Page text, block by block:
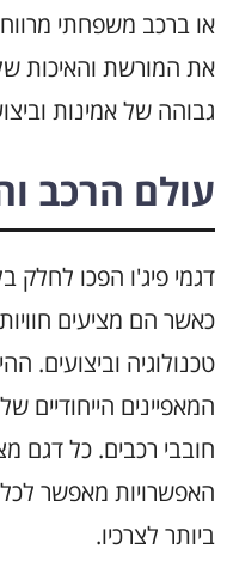
או ברכב משפחתי
את המורשת והאיכות
גבוהה של אמינות
עולם הרכב
דגמי פיג'ו הפכו לחלק
כאשר הם מציעים
טכנולוגיה וביצועים.
המאפיינים הייחודיים
חובבי רכבים. כל דגם
האפשרויות מאפשר
ביותר לצרכיו.